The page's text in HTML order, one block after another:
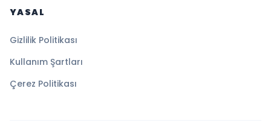
YASAL
Gizlilik Politikası
Kullanım Şartları
Çerez Politikası